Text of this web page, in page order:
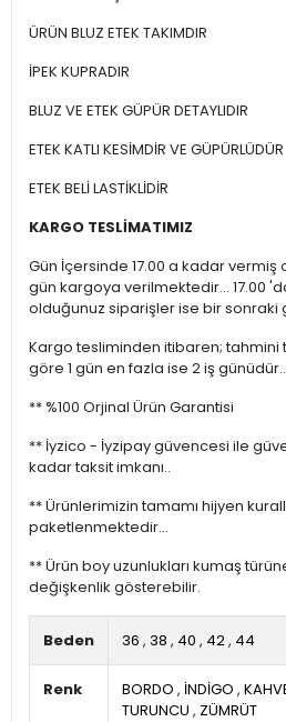
ÜRÜN BLUZ ETEK TAKIMDIR
İPEK KUPRADIR
BLUZ VE ETEK GÜPÜR DETAYLIDIR
ETEK KATLI KESİMDİR VE GÜPÜRLÜDÜR
ETEK BELİ LASTİKLİDİR
KARGO TESLİMATIMIZ
Gün İçersinde 17.00 a kadar vermiş
gün kargoya verilmektedir... 17.00
olduğunuz siparişler ise bir sonraki
Kargo tesliminden itibaren;
göre 1 gün en fazla ise 2 iş
** %100 Orjinal Ürün Garantisi
** İyzico - İyzipay güvencesi ile
kadar taksit imkanı..
** Ürünlerimizin tamamı hijyen
paketlenmektedir...
** Ürün boy uzunlukları kumaş
değişkenlik gösterebilir.
Beden 36 , 38 , 40 , 42, 44
Renk BORDO , İNDİGO ,
TURUNCU , ZÜMRÜT